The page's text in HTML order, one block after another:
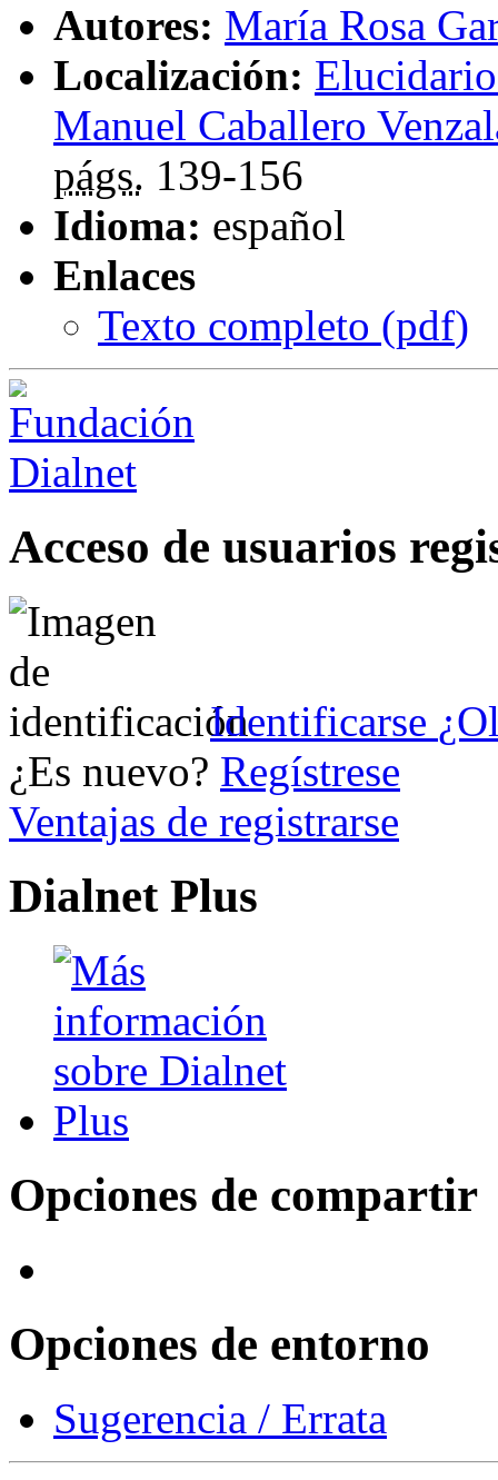
Autores: María Rosa
Localización:
Manuel Caballero
págs. 139-156
Idioma: español
Enlaces
Texto completo (pdf)
Acceso de usuarios
Identificarse
¿Es nuevo? Regístrese
Ventajas de registrarse
Dialnet Plus
Opciones de compartir
Opciones de entorno
Sugerencia / Errata